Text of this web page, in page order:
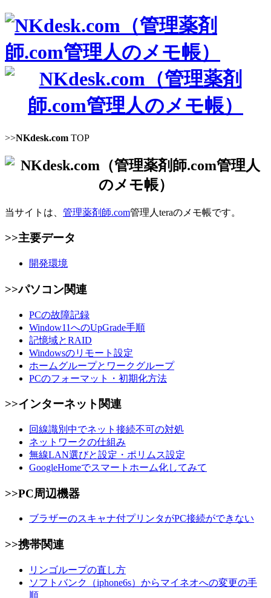
>>NKdesk.com TOP
当サイトは、 管理薬剤師.com管理人teraのメモ帳です。
>>主要データ
開発環境
>>パソコン関連
PCの故障記録
Window11へのUpGrade手順
記憶域とRAID
Windowsのリモート設定
ホームグループとワークグループ
PCのフォーマット・初期化方法
>>インターネット関連
回線識別中でネット接続不可の対処
ネットワークの仕組み
無線LAN選びと設定・ポリムス設定
GoogleHomeでスマートホーム化してみて
>>PC周辺機器
ブラザーのスキャナ付プリンタがPC接続ができない
>>携帯関連
リンゴループの直し方
ソフトバンク（iphone6s）からマイネオへの変更の手
順